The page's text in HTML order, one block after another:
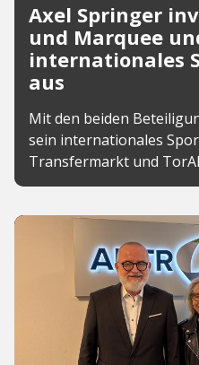
Axel Springer
und Marquee
internationales
aus
Mit den beiden
sein internationales
Transfermarkt und